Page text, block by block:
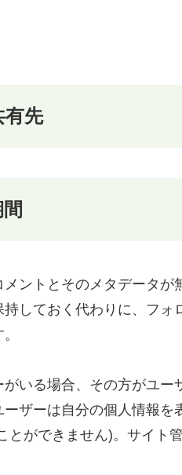
有先
ントとそのメタデータ
しておく代わりに、フォ
いる場合、その方がユ
ザーは自分の個人情報
とができません)。サイト